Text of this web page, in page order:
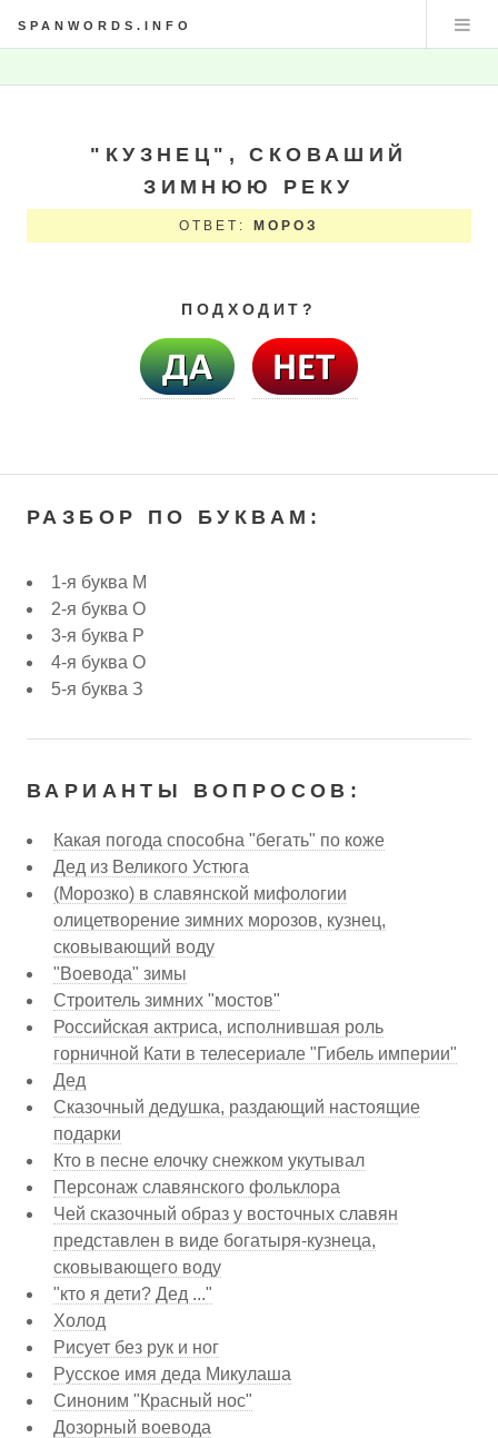
SPANWORDS.INFO
"КУЗНЕЦ", СКОВАШИЙ
ЗИМНЮЮ РЕКУ
ОТВЕТ: МОРОЗ
ПОДХОДИТ?
РАЗБОР ПО БУКВАМ:
1-я буква М
2-я буква О
3-я буква Р
4-я буква О
5-я буква З
ВАРИАНТЫ ВОПРОСОВ:
Какая погода способна "бегать" по коже
Дед из Великого Устюга
(Морозко) в славянской мифологии
олицетворение зимних морозов, кузнец,
сковывающий воду
"Воевода" зимы
Строитель зимних "мостов"
Российская актриса, исполнившая роль
горничной Кати в телесериале "Гибель империи"
Дед
Сказочный дедушка, раздающий настоящие
подарки
Кто в песне елочку снежком укутывал
Персонаж славянского фольклора
Чей сказочный образ у восточных славян
представлен в виде богатыря-кузнеца,
сковывающего воду
"кто я дети? Дед ..."
Холод
Рисует без рук и ног
Русское имя деда Микулаша
Синоним "Красный нос"
Дозорный воевода